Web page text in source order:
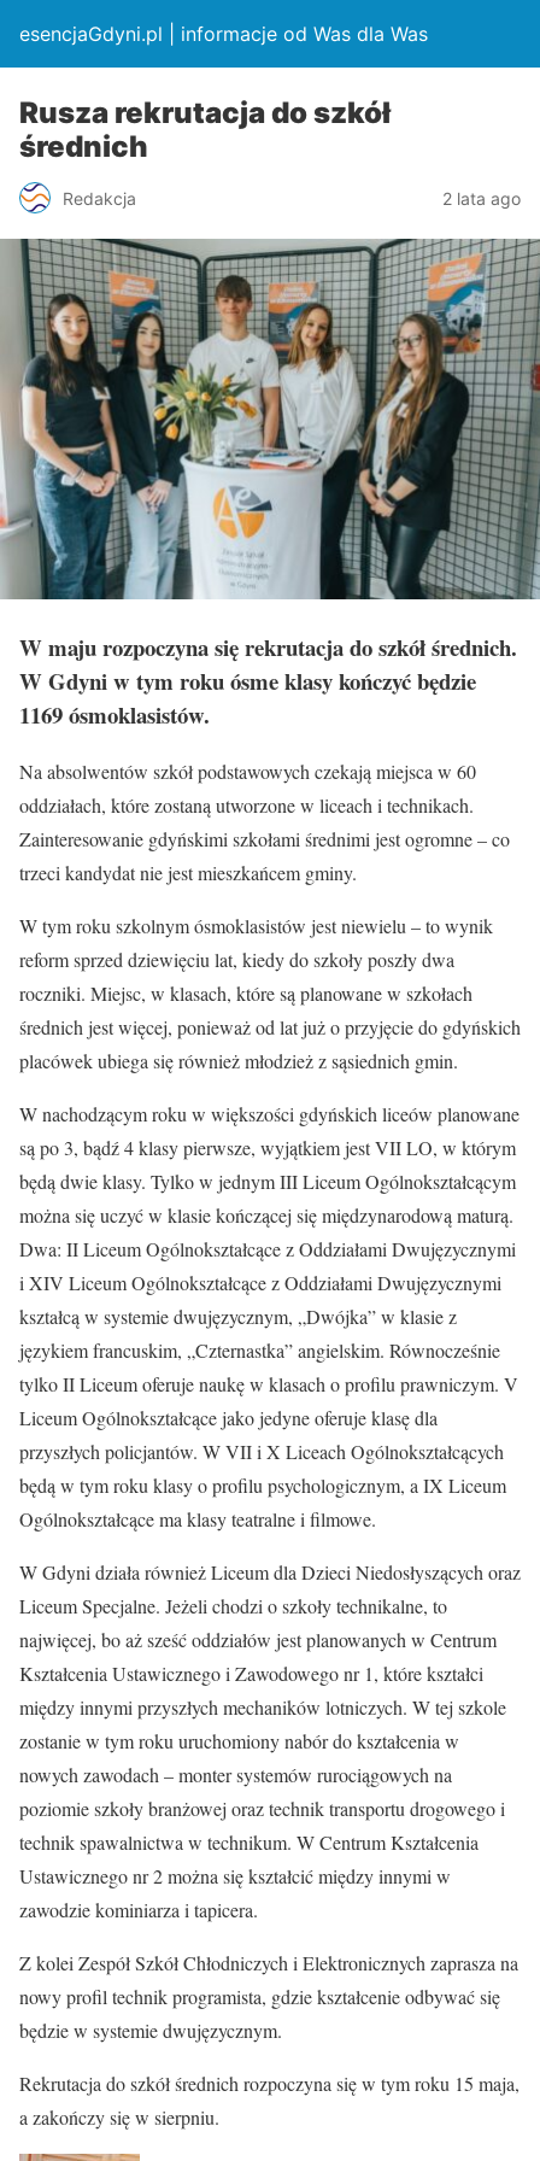
esencjaGdyni.pl | informacje od Was dla Was
Rusza rekrutacja do szkół
średnich
Redakcja 2 lata ago
W maju rozpoczyna się rekrutacja do szkół średnich.
W Gdyni w tym roku ósme klasy kończyć będzie
1169 ósmoklasistów.
Na absolwentów szkół podstawowych czekają miejsca w 60
oddziałach, które zostaną utworzone w liceach i technikach.
Zainteresowanie gdyńskimi szkołami średnimi jest ogromne – co
trzeci kandydat nie jest mieszkańcem gminy.
W tym roku szkolnym ósmoklasistów jest niewielu – to wynik
reform sprzed dziewięciu lat, kiedy do szkoły poszły dwa
roczniki. Miejsc, w klasach, które są planowane w szkołach
średnich jest więcej, ponieważ od lat już o przyjęcie do gdyńskich
placówek ubiega się również młodzież z sąsiednich gmin.
W nachodzącym roku w większości gdyńskich liceów planowane
są po 3, bądź 4 klasy pierwsze, wyjątkiem jest VII LO, w którym
będą dwie klasy. Tylko w jednym III Liceum Ogólnokształcącym
można się uczyć w klasie kończącej się międzynarodową maturą.
Dwa: II Liceum Ogólnokształcące z Oddziałami Dwujęzycznymi
i XIV Liceum Ogólnokształcące z Oddziałami Dwujęzycznymi
kształcą w systemie dwujęzycznym, „Dwójka” w klasie z
językiem francuskim, „Czternastka” angielskim. Równocześnie
tylko II Liceum oferuje naukę w klasach o profilu prawniczym. V
Liceum Ogólnokształcące jako jedyne oferuje klasę dla
przyszłych policjantów. W VII i X Liceach Ogólnokształcących
będą w tym roku klasy o profilu psychologicznym, a IX Liceum
Ogólnokształcące ma klasy teatralne i filmowe.
W Gdyni działa również Liceum dla Dzieci Niedosłyszących oraz
Liceum Specjalne. Jeżeli chodzi o szkoły technikalne, to
najwięcej, bo aż sześć oddziałów jest planowanych w Centrum
Kształcenia Ustawicznego i Zawodowego nr 1, które kształci
między innymi przyszłych mechaników lotniczych. W tej szkole
zostanie w tym roku uruchomiony nabór do kształcenia w
nowych zawodach – monter systemów rurociągowych na
poziomie szkoły branżowej oraz technik transportu drogowego i
technik spawalnictwa w technikum. W Centrum Kształcenia
Ustawicznego nr 2 można się kształcić między innymi w
zawodzie kominiarza i tapicera.
Z kolei Zespół Szkół Chłodniczych i Elektronicznych zaprasza na
nowy profil technik programista, gdzie kształcenie odbywać się
będzie w systemie dwujęzycznym.
Rekrutacja do szkół średnich rozpoczyna się w tym roku 15 maja,
a zakończy się w sierpniu.